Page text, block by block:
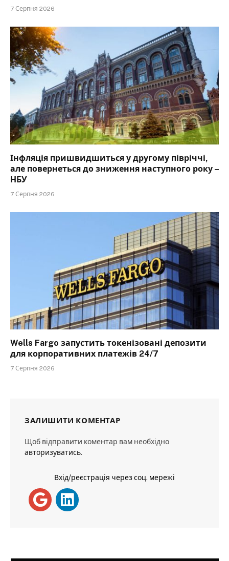
7 Серпня 2026
Інфляція пришвидшиться у другому півріччі,
але повернеться до зниження наступного року –
НБУ
7 Серпня 2026
Wells Fargo запустить токенізовані депозити
для корпоративних платежів 24/7
7 Серпня 2026
ЗАЛИШИТИ КОМЕНТАР
Щоб відправити коментар вам необхідно
авторизуватись.
Вхід/реєстрація через соц. мережі